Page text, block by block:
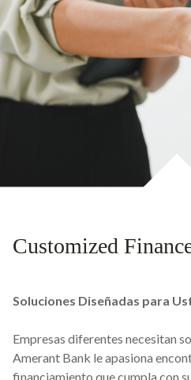
Customized
Soluciones Diseñadas para
Empresas diferentes necesitan
Amerant Bank le apasiona
financiamiento que cumpla con